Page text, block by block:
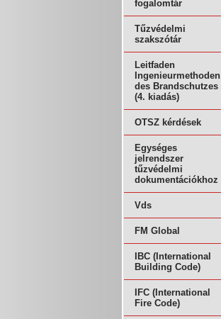
fogalomtár
Tűzvédelmi
szakszótár
Leitfaden
Ingenieurmethoden
des Brandschutzes
(4. kiadás)
OTSZ kérdések
Egységes
jelrendszer
tűzvédelmi
dokumentációkhoz
Vds
FM Global
IBC (International
Building Code)
IFC (International
Fire Code)